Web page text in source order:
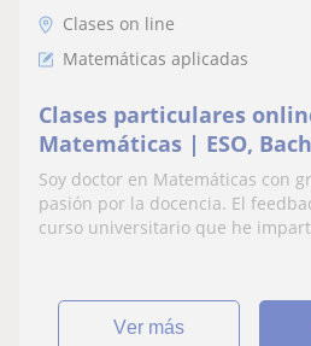
Clases on line
Matemáticas aplicadas
Clases particulares
Matemáticas | ESO,
Universidad
Soy doctor en Matemáticas con
pasión por la docencia. El
curso universitario que he
ver más